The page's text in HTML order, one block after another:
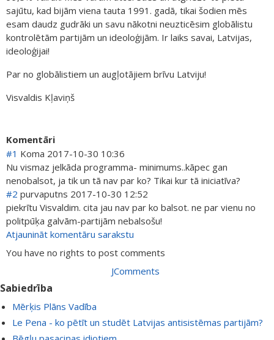
sajūtu, kad bijām viena tauta 1991. gadā, tikai šodien mēs
esam daudz gudrāki un savu nākotni neuzticēsim globālistu
kontrolētām partijām un ideoloģijām. Ir laiks savai, Latvijas,
ideoloģijai!
Par no globālistiem un augļotājiem brīvu Latviju!
Visvaldis Kļaviņš
Komentāri
#1 Koma 2017-10-30 10:36
Nu vismaz jelkāda programma- minimums..kāpec gan
nenobalsot, ja tik un tā nav par ko? Tikai kur tā iniciatīva?
#2 purvaputns 2017-10-30 12:52
piekrītu Visvaldim. cita jau nav par ko balsot. ne par vienu no
politpūķa galvām-partijām nebalsošu!
Atjaunināt komentāru sarakstu
You have no rights to post comments
JComments
Sabiedrība
Mērķis Plāns Vadība
Le Pena - ko pētīt un studēt Latvijas antisistēmas partijām?